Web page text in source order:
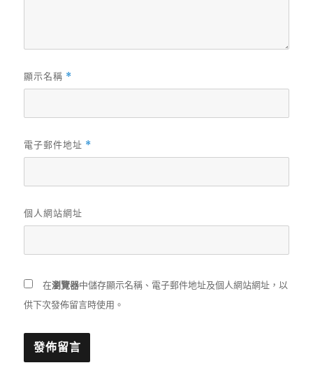
顯示名稱 *
電子郵件地址 *
個人網站網址
在瀏覽器中儲存顯示名稱、電子郵件地址及個人網站網址，以
供下次發佈留言時使用。